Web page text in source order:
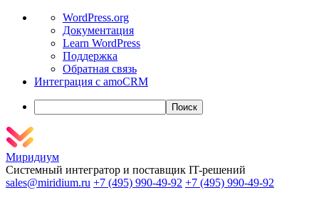
WordPress
WordPress.org
Документация
Learn WordPress
Поддержка
Обратная связь
Интеграция с amoCRM
Поиск
Миридиум
Системный интегратор и поставщик IT-решений
sales@miridium.ru +7 (495) 990-49-92 +7 (495) 990-49-92